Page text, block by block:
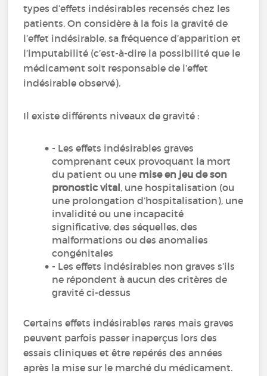
types d’effets indésirables recensés chez les
patients. On considère à la fois la gravité de
l’effet indésirable, sa fréquence d’apparition et
l’imputabilité (c’est-à-dire la possibilité que le
médicament soit responsable de l’effet
indésirable observé).
Il existe différents niveaux de gravité :
- Les effets indésirables graves
comprenant ceux provoquant la mort
du patient ou une mise en jeu de son
pronostic vital, une hospitalisation (ou
une prolongation d’hospitalisation), une
invalidité ou une incapacité
significative, des séquelles, des
malformations ou des anomalies
congénitales
- Les effets indésirables non graves s’ils
ne répondent à aucun des critères de
gravité ci-dessus
Certains effets indésirables rares mais graves
peuvent parfois passer inaperçus lors des
essais cliniques et être repérés des années
après la mise sur le marché du médicament.